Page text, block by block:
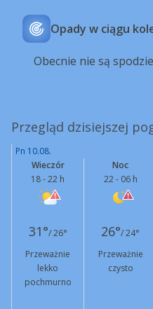
Opady w ciągu
Obecnie nie są
Przegląd dzisiejszej
Pn 10.08.
Wieczór
18 - 22 h
Noc
22 - 06 h
31°/ 26° 26°/ 24°
Przeważnie
lekko
pochmurno
Przeważnie
czysto